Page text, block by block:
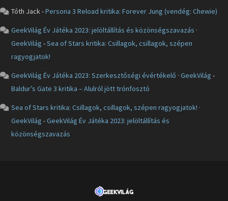
Tóth Jack-Persona 3 Reload kritika: Forever Jung (vendég: Chewie)
GeekVilág Év Játéka 2023: jelöltállítás és közönségszavazás ·
GeekVilág -Sea of Stars kritika: Csillagok, csillagok, szépen
ragyogjatok!
GeekVilág Év Játéka 2023: Szerkesztőségi évértékelő · GeekVilág -
Baldur’s Gate 3 kritika – Alulról jött trónfosztó
Sea of Stars kritika: Csillagok, csillagok, szépen ragyogjatok! ·
GeekVilág -GeekVilág Év Játéka 2023: jelöltállítás és
közönségszavazás